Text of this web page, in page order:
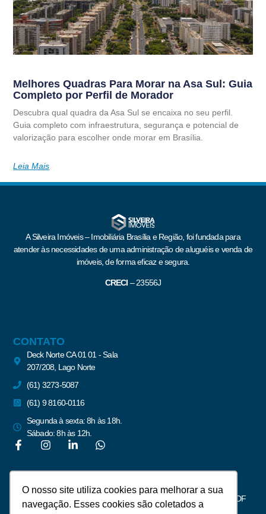
O nosso site utiliza cookies para melhorar a sua
navegação. Esses cookies são coletados a
Melhores Quadras Para Morar na Asa Sul: Guia
Completo por Perfil de Morador
Descubra qual quadra da Asa Sul se encaixa no seu perfil.
Guia completo com infraestrutura, segurança e potencial de
valorização para escolher onde morar em Brasília.
Leia Mais
A Silveira Imóveis – Imobiliária Brasília e Região, foi fundada para
atender às necessidades de uma administração de aluguéis e venda de
imóveis, de forma eficaz e segura.
CRECI –23556J
CONTATO
Deck Norte CA 01 01 - Sala
207/208, Lago Norte
(61) 3273-5087
(61) 9 8160-0116
Segunda à sexta: 8h às 18h.
Sábado: 8h às 12h.
Newsletter
Assine para receber notícias do mercado imobiliário de Brasília – DF